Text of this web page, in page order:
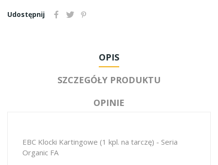
Udostępnij
OPIS
SZCZEGÓŁY PRODUKTU
OPINIE
EBC Klocki Kartingowe (1 kpl. na tarczę) - Seria
Organic FA